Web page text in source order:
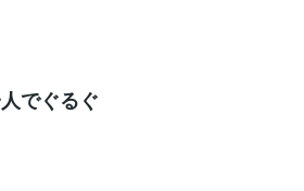
人でぐるぐ